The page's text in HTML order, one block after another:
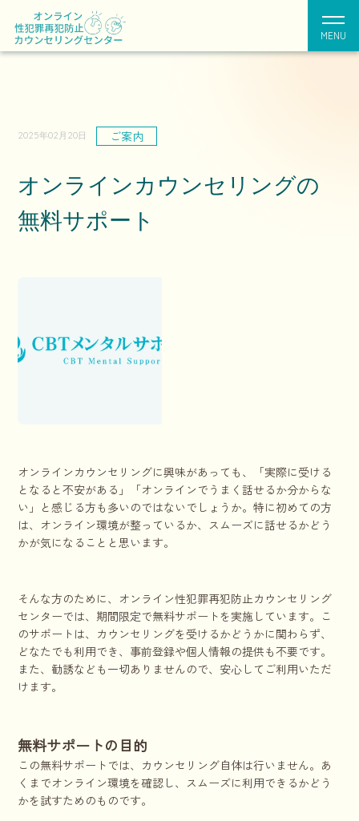
MENU
2025年02月20日 ご案内
オンラインカウンセリングの
無料サポート
オンラインカウンセリングに興味があっても、「実際に受ける
となると不安がある」「オンラインでうまく話せるか分からな
い」と感じる方も多いのではないでしょうか。特に初めての方
は、オンライン環境が整っているか、スムーズに話せるかどう
かが気になることと思います。
そんな方のために、オンライン性犯罪再犯防止カウンセリング
センターでは、期間限定で無料サポートを実施しています。こ
のサポートは、カウンセリングを受けるかどうかに関わらず、
どなたでも利用でき、事前登録や個人情報の提供も不要です。
また、勧誘なども一切ありませんので、安心してご利用いただ
けます。
無料サポートの目的
この無料サポートでは、カウンセリング自体は行いません。あ
くまでオンライン環境を確認し、スムーズに利用できるかどう
かを試すためのものです。